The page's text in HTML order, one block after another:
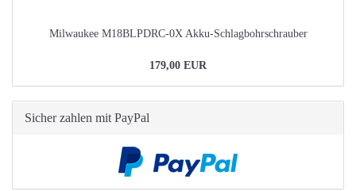
Milwaukee M18BLPDRC-0X Akku-Schlagbohrschrauber
179,00 EUR
Sicher zahlen mit PayPal